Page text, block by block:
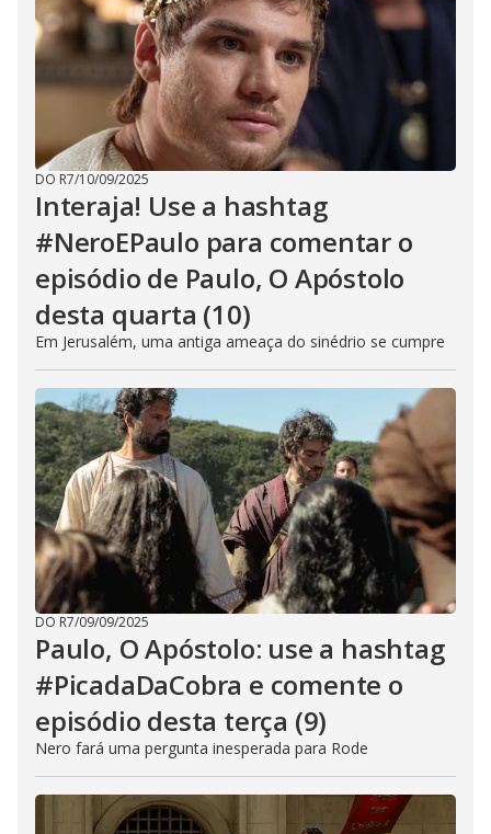
DO R7/10/09/2025
Interaja! Use a hashtag
#NeroEPaulo para comentar o
episódio de Paulo, O Apóstolo
desta quarta (10)
Em Jerusalém, uma antiga ameaça do sinédrio se cumpre
DO R7/09/09/2025
Paulo, O Apóstolo: use a hashtag
#PicadaDaCobra e comente o
episódio desta terça (9)
Nero fará uma pergunta inesperada para Rode